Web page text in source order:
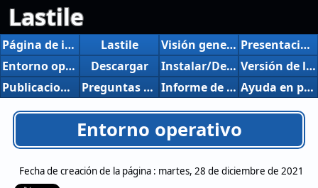
Lastile
Página de inicio Lastile Visión general
Presentación de nuevas características
Entorno operativo
Descargar Instalar/Desinstalar
Versión de la historia
Publicaciones, presentaciones, etc.
Preguntas y respuestas Informe de errores Ayuda en pantalla
Entorno operativo
Fecha de creación de la página : martes, 28 de diciembre de 2021